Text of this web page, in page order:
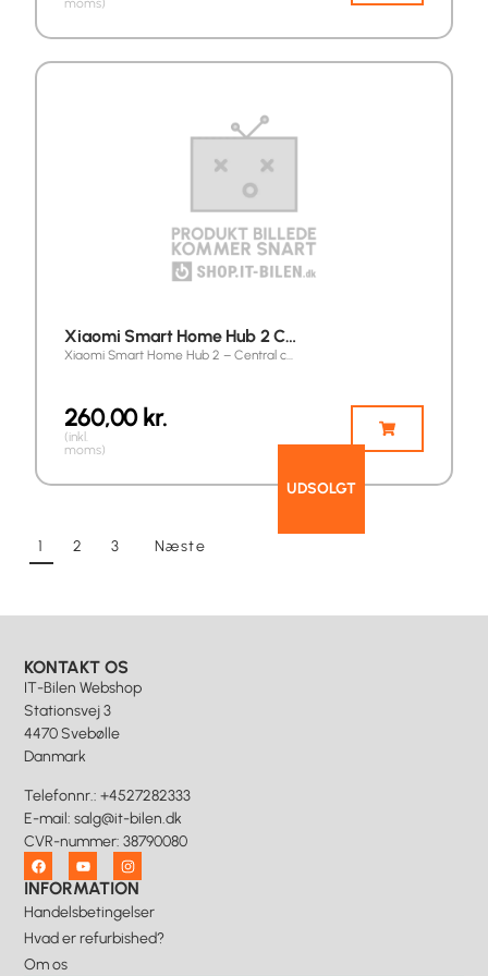
moms)
Xiaomi Smart Home Hub 2 C…
Xiaomi Smart Home Hub 2 – Central c…
UDSOLGT
260,00kr.
(inkl.
moms)
1 2 3 Næste
KONTAKT OS
IT-Bilen Webshop
Stationsvej 3
4470 Svebølle
Danmark
Telefonnr.: +4527282333
E-mail:salg@it-bilen.dk
CVR-nummer: 38790080
INFORMATION
Handelsbetingelser
Hvad er refurbished?
Om os